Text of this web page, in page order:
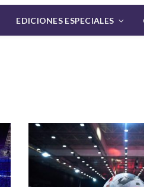
EDICIONES ESPECIALES